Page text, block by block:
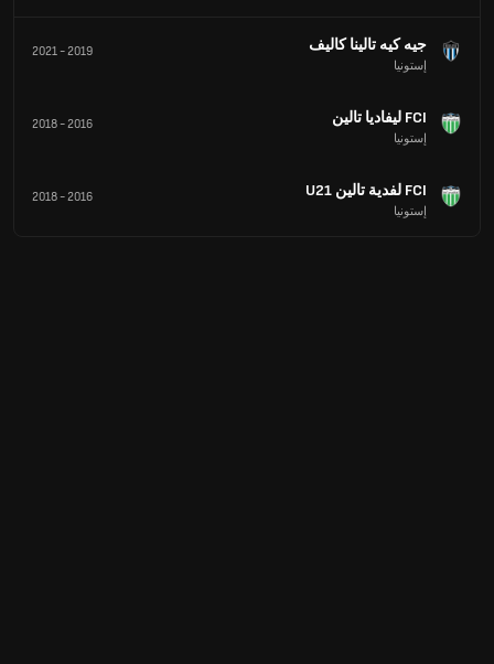
جيه كيه تالينا كاليف
إستونيا
2019
-
2021
FCI ليفاديا تالين
إستونيا
2016
-
2018
FCI لفدية تالين U21
إستونيا
2016
-
2018